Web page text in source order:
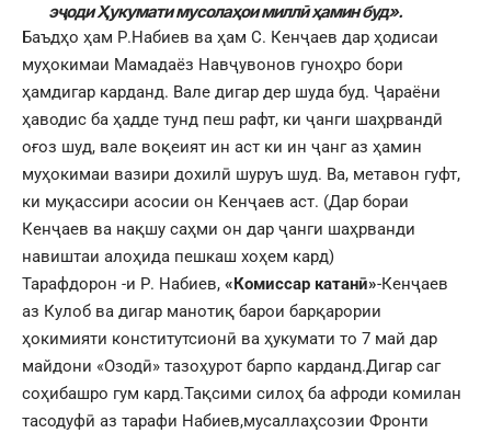
эҷоди Ҳукумати мусолаҳои миллӣ ҳамин буд».
Баъдҳо ҳам Р.Набиев ва ҳам С. Кенҷаев дар ҳодисаи
муҳокимаи Мамадаёз Навҷувонов гуноҳро бори
ҳамдигар карданд. Вале дигар дер шуда буд. Ҷараёни
ҳаводис ба ҳадде тунд пеш рафт, ки ҷанги шаҳрвандӣ
оғоз шуд, вале воқеият ин аст ки ин ҷанг аз ҳамин
муҳокимаи вазири дохилӣ шуруъ шуд. Ва, метавон гуфт,
ки муқассири асосии он Кенҷаев аст. (Дар бораи
Кенҷаев ва нақшу саҳми он дар ҷанги шаҳрванди
навиштаи алоҳида пешкаш хоҳем кард)
Тарафдорон -и Р. Набиев, «Комиссар катанӣ»-Кенҷаев
аз Кулоб ва дигар манотиқ барои барқарории
ҳокимияти конститутсионӣ ва ҳукумати то 7 май дар
майдони «Озодӣ» тазоҳурот барпо карданд.Дигар саг
соҳибашро гум кард.Тақсими силоҳ ба афроди комилан
тасодуфӣ аз тарафи Набиев,мусаллаҳсозии Фронти